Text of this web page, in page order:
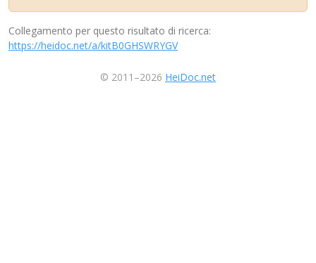
Collegamento per questo risultato di ricerca:
https://heidoc.net/a/kitB0GHSWRYGV
© 2011–2026 HeiDoc.net